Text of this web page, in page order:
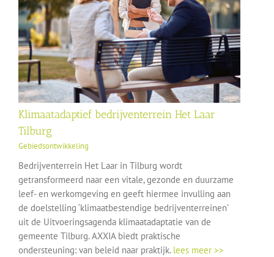
Klimaatadaptief bedrijventerrein Het Laar
Tilburg
Gebiedsontwikkeling
Bedrijventerrein Het Laar in Tilburg wordt
getransformeerd naar een vitale, gezonde en duurzame
leef- en werkomgeving en geeft hiermee invulling aan
de doelstelling ‘klimaatbestendige bedrijventerreinen’
uit de Uitvoeringsagenda klimaatadaptatie van de
gemeente Tilburg. AXXIA biedt praktische
ondersteuning: van beleid naar praktijk. lees meer >>